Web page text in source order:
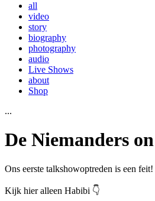
all
video
story
biography
photography
audio
Live Shows
about
Shop
...
De Niemanders
Ons eerste talkshowoptreden is een
Kijk hier alleen Habibi 👇